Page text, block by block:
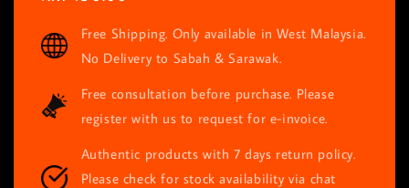
Free Shipping. Only available in West Malaysia.
No Delivery to Sabah & Sarawak.
Free consultation before purchase. Please
register with us to request for e-invoice.
Authentic products with 7 days return policy.
Please check for stock availability via chat